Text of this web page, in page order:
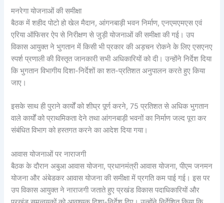
मनरेगा योजनाओं की समीक्षा
बैठक में शहीद पोटो हो खेल मैदान, आंगनबाड़ी भवन निर्माण, एनएमएमएस एवं
एरिया ऑफिसर ऐप से निरीक्षण से जुड़ी योजनाओं की समीक्षा की गई। उप
विकास आयुक्त ने भुगतान में किसी भी प्रकार की अड़चन रोकने के लिए एसएनए
स्पर्श प्रणाली की विस्तृत जानकारी सभी अधिकारियों को दी। उन्होंने निर्देश दिया
कि भुगतान विभागीय दिशा-निर्देशों का शत-प्रतिशत अनुपालन करते हुए किया
जाए।
इसके साथ ही पुराने कार्यों को शीघ्र पूर्ण करने, 75 प्रतिशत से अधिक भुगतान
वाले कार्यों को प्राथमिकता देने तथा आंगनबाड़ी भवनों का निर्माण जल्द पूरा कर
संबंधित विभाग को हस्तगत करने का आदेश दिया गया।
आवास योजनाओं पर नाराजगी
बैठक के दौरान अबुआ आवास योजना, प्रधानमंत्री आवास योजना, पीएम जनमन
योजना और अंबेडकर आवास योजना की समीक्षा में प्रगति कम पाई गई। इस पर
उप विकास आयुक्त ने नाराजगी जताते हुए प्रखंड विकास पदाधिकारियों और